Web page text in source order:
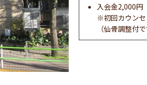
入会金2,000円
※初回カウンセ
（仙骨調整付で